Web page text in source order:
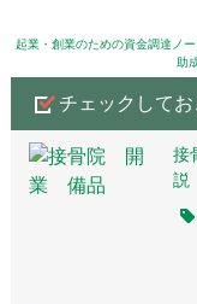
起業・創業のための資金調達ノー
助
チェックして
接
説